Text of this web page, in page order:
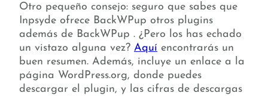
Otro pequeño consejo: seguro que sabes que
Inpsyde ofrece BackWPup otros plugins
además de BackWPup . ¿Pero los has echado
un vistazo alguna vez? Aquí encontrarás un
buen resumen. Además, incluye un enlace a la
página WordPress.org, donde puedes
descargar el plugin, y las cifras de descargas